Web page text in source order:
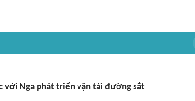
với Nga phát triển vận tải đường sắt